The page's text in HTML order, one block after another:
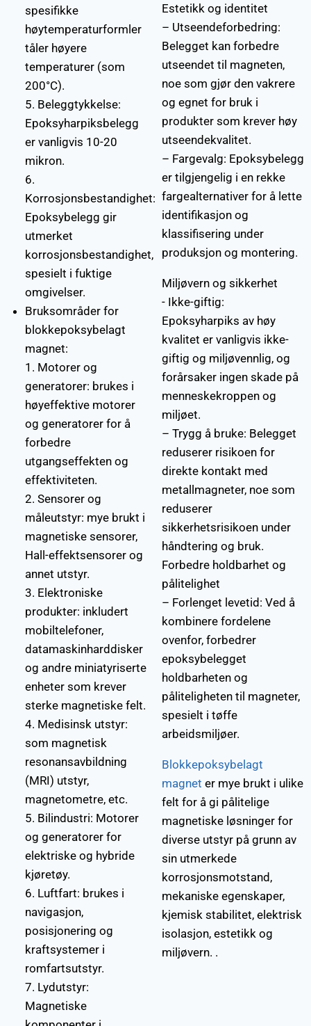
spesifikke
høytemperaturformler
tåler høyere
temperaturer (som
200°C).
5. Beleggtykkelse:
Epoksyharpiksbelegg
er vanligvis 10-20
mikron.
6.
Korrosjonsbestandighet:
Epoksybelegg gir
utmerket
korrosjonsbestandighet,
spesielt i fuktige
omgivelser.
Bruksområder for
blokkepoksybelagt
magnet:
1. Motorer og
generatorer: brukes i
høyeffektive motorer
og generatorer for å
forbedre
utgangseffekten og
effektiviteten.
2. Sensorer og
måleutstyr: mye brukt i
magnetiske sensorer,
Hall-effektsensorer og
annet utstyr.
3. Elektroniske
produkter: inkludert
mobiltelefoner,
datamaskinharddisker
og andre miniatyriserte
enheter som krever
sterke magnetiske felt.
4. Medisinsk utstyr:
som magnetisk
resonansavbildning
(MRI) utstyr,
magnetometre, etc.
5. Bilindustri: Motorer
og generatorer for
elektriske og hybride
kjøretøy.
6. Luftfart: brukes i
navigasjon,
posisjonering og
kraftsystemer i
romfartsutstyr.
7. Lydutstyr:
Magnetiske
Estetikk og identitet
– Utseendeforbedring:
Belegget kan forbedre
utseendet til magneten,
noe som gjør den vakrere
og egnet for bruk i
produkter som krever høy
utseendekvalitet.
– Fargevalg: Epoksybelegg
er tilgjengelig i en rekke
fargealternativer for å lette
identifikasjon og
klassifisering under
produksjon og montering.
Miljøvern og sikkerhet
- Ikke-giftig:
Epoksyharpiks av høy
kvalitet er vanligvis ikke-
giftig og miljøvennlig, og
forårsaker ingen skade på
menneskekroppen og
miljøet.
– Trygg å bruke: Belegget
reduserer risikoen for
direkte kontakt med
metallmagneter, noe som
reduserer
sikkerhetsrisikoen under
håndtering og bruk.
Forbedre holdbarhet og
pålitelighet
– Forlenget levetid: Ved å
kombinere fordelene
ovenfor, forbedrer
epoksybelegget
holdbarheten og
påliteligheten til magneter,
spesielt i tøffe
arbeidsmiljøer.
Blokkepoksybelagt
magnet er mye brukt i ulike
felt for å gi pålitelige
magnetiske løsninger for
diverse utstyr på grunn av
sin utmerkede
korrosjonsmotstand,
mekaniske egenskaper,
kjemisk stabilitet, elektrisk
isolasjon, estetikk og
miljøvern. .